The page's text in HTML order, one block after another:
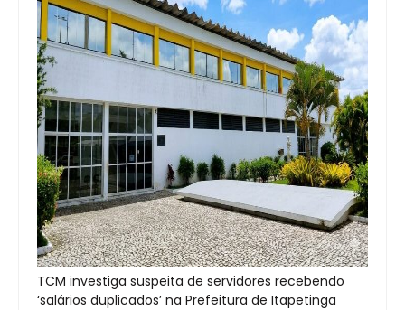
TCM investiga suspeita de servidores recebendo
‘salários duplicados’ na Prefeitura de Itapetinga